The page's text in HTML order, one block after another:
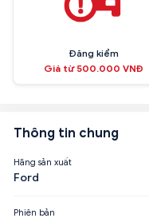
Đăng kiểm
Giá từ 500.000 VNĐ
Thông tin chung
Hãng sản xuất
Ford
Phiên bản